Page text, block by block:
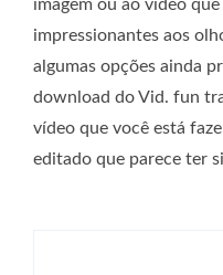
imagem ou ao vídeo
impressionantes aos
algumas opções ainda
download do Vid. fun
vídeo que você está
editado que parece ter